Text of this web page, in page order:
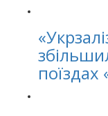
поїздах